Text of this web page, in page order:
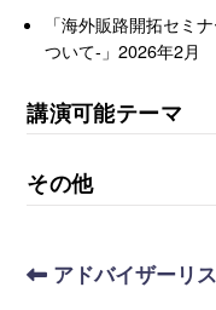
「海外販路開拓セミ
ついて-」2026年2月
講演可能テーマ
その他
アドバイザーリ